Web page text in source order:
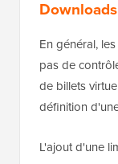
Downloads
En général,
pas de
de billets
définition
L'ajout d'une